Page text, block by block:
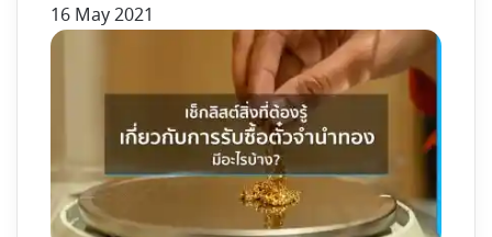
16 May 2021